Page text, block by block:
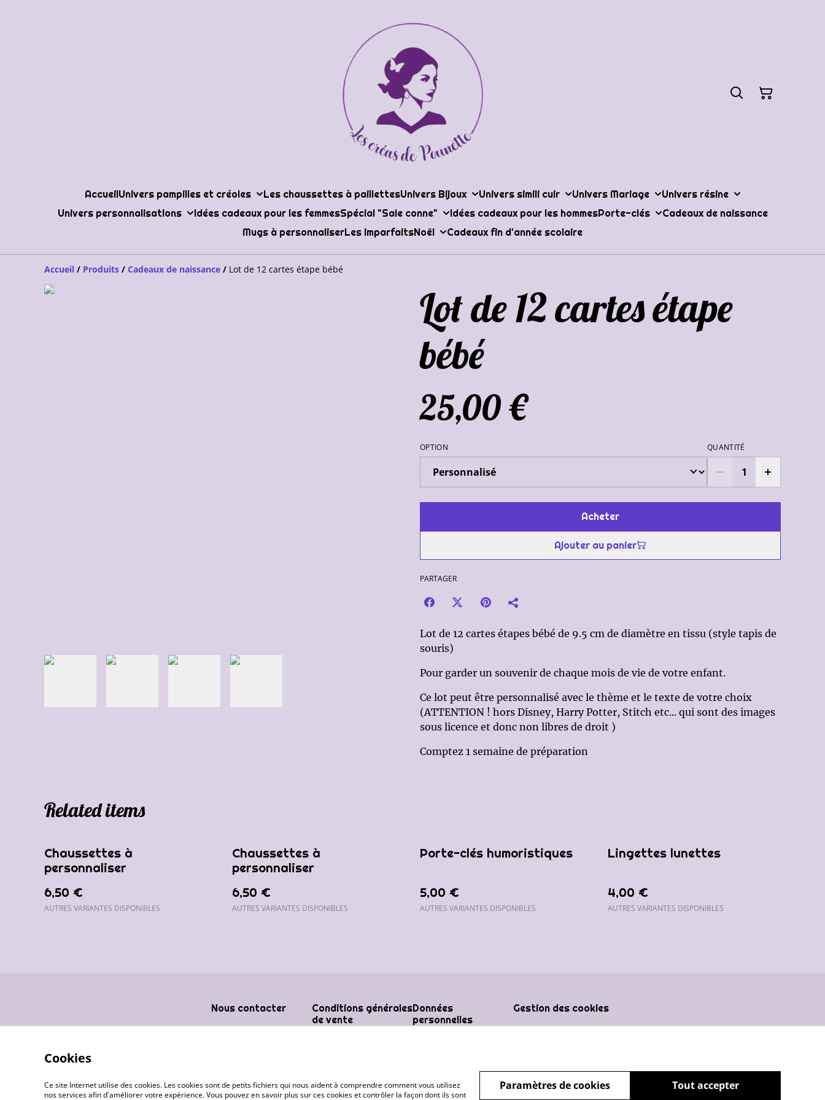
AccueilUnivers pampilles et créoles Les chaussettes à paillettesUnivers Bijoux Univers simili cuir Univers Mariage
Univers résine
Univers personnalisations
Idées cadeaux pour les femmesSpécial "Sale conne" Idées cadeaux pour les hommesPorte-clés
Cadeaux de naissance
Mugs à personnaliserLes imparfaitsNoël Cadeaux fin d'année scolaire
Accueil / Produits / Cadeaux de naissance / Lot de 12 cartes étape bébé
Lot de 12 cartes étape
bébé
25,00 €
OPTION QUANTITÉ
Acheter
Ajouter au panier
PARTAGER
Lot de 12 cartes étapes bébé de 9.5 cm de diamètre en tissu (style tapis de
souris)
Pour garder un souvenir de chaque mois de vie de votre enfant.
Ce lot peut être personnalisé avec le thème et le texte de votre choix
(ATTENTION ! hors Disney, Harry Potter, Stitch etc... qui sont des images
sous licence et donc non libres de droit )
Comptez 1 semaine de préparation
Related items
Chaussettes à
personnaliser
6,50 €
AUTRES VARIANTES DISPONIBLES
Chaussettes à
personnaliser
6,50 €
AUTRES VARIANTES DISPONIBLES
Porte-clés humoristiques
5,00 €
AUTRES VARIANTES DISPONIBLES
Lingettes lunettes
4,00 €
AUTRES VARIANTES DISPONIBLES
Nous contacter
Conditions générales
de vente
Données
personnelles
Gestion des cookies
Cookies
Ce site Internet utilise des cookies. Les cookies sont de petits fichiers qui nous aident à comprendre comment vous utilisez
nos services afin d'améliorer votre expérience. Vous pouvez en savoir plus sur ces cookies et contrôler la façon dont ils sont
Tout accepter
Paramètres de cookies